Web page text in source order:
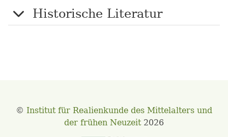
Historische Literatur
© Institut für Realienkunde des Mittelalters und
der frühen Neuzeit2026